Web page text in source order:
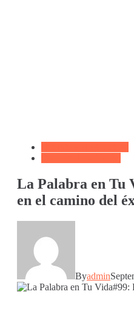
La Palabra en Tu
en el camino del
Byadmin